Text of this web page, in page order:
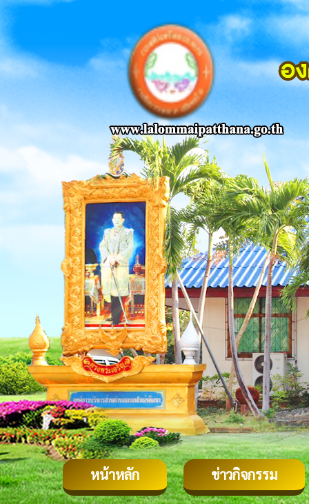
หน้าหลัก ข่าวกิจกรรม